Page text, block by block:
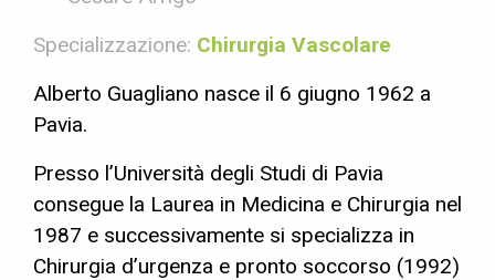
Specializzazione: Chirurgia Vascolare
Alberto Guagliano nasce il 6 giugno 1962 a
Pavia.
Presso l’Università degli Studi di Pavia
consegue la Laurea in Medicina e Chirurgia nel
1987 e successivamente si specializza in
Chirurgia d’urgenza e pronto soccorso (1992)